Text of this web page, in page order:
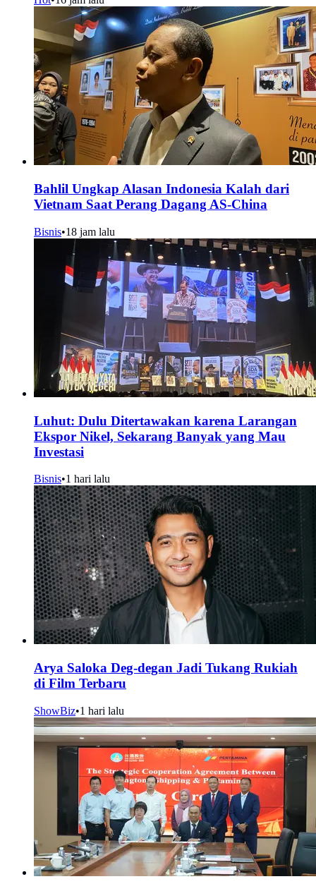
Bahlil Ungkap Alasan Indonesia Kalah dari
Vietnam Saat Perang Dagang AS-China
Bisnis•18 jam lalu
Luhut: Dulu Ditertawakan karena Larangan
Ekspor Nikel, Sekarang Banyak yang Mau
Investasi
Bisnis•1 hari lalu
Arya Saloka Deg-degan Jadi Tukang Rukiah
di Film Terbaru
ShowBiz•1 hari lalu